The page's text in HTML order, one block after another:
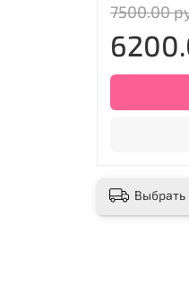
7500.00
Выбрать